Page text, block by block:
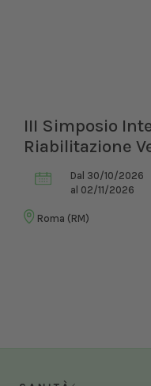
III Simposio
Riabilitazione
Dal 30/10/2026
al 02/11/2026
Roma (RM)